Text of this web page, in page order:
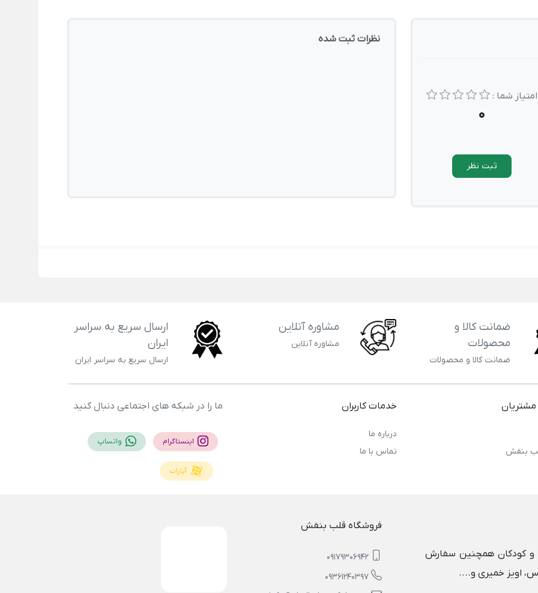
امتیاز شما :
0
ثبت نظر
نظرات ثبت شده
ضمانت کالا و
محصولات
ضمانت کالا و محصولات
مشاوره آنلاین
مشاوره آنلاین
ارسال سریع به سراسر
ایران
ارسال سریع به سراسر ایران
بنفش
خدمات کاربران
درباره ما
تماس با ما
ما را در شبکه های اجتماعی دنبال کنید
اینستاگرام واتساپ
آپارات
و کودکان همچنین سفارش
اویز خمیری و....
فروشگاه قلب بنفش
09179306942
09361240397